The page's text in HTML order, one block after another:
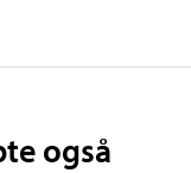
også